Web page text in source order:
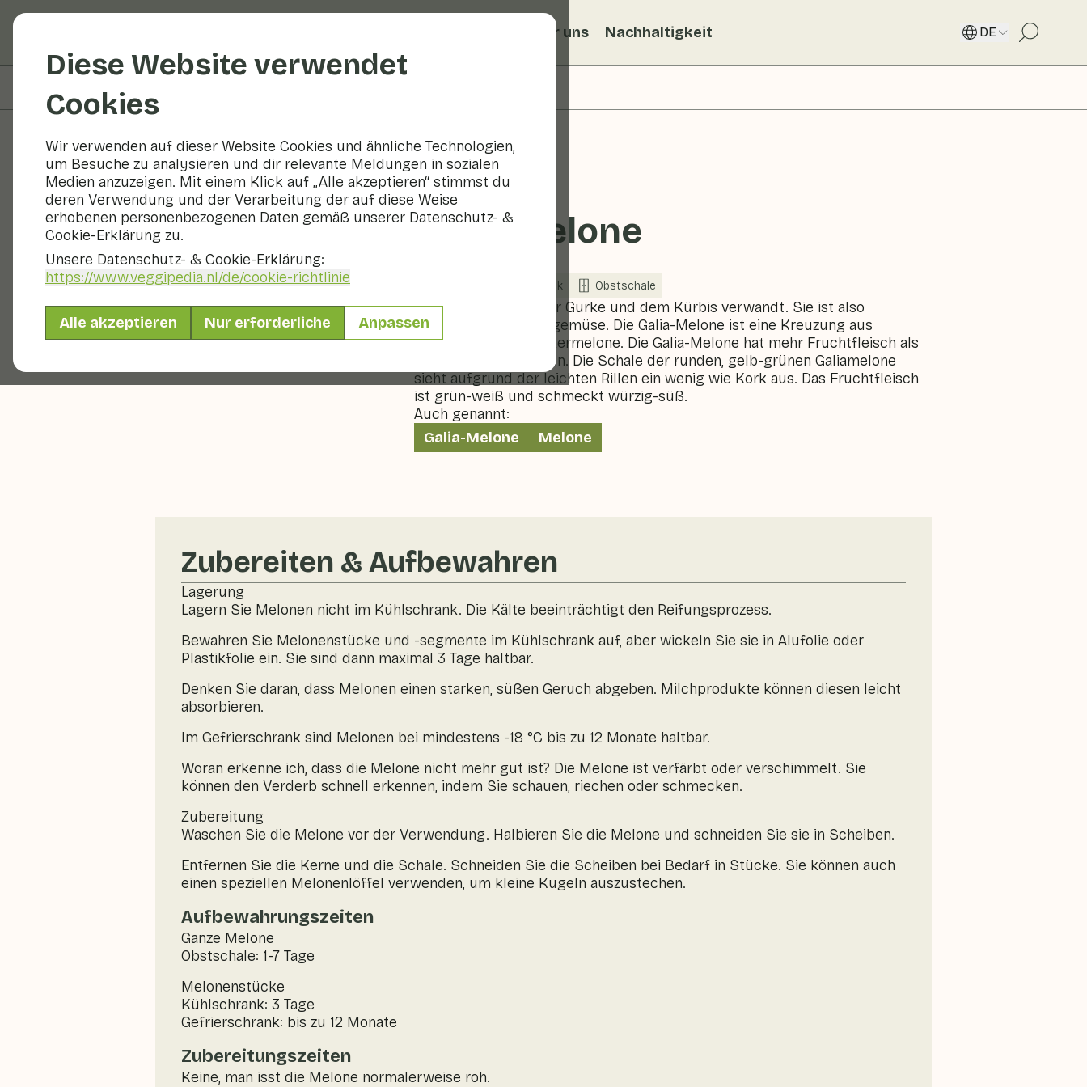
Diese Website verwendet
Cookies
Wir verwenden auf dieser Website Cookies und ähnliche Technologien,
um Besuche zu analysieren und dir relevante Meldungen in sozialen
Medien anzuzeigen. Mit einem Klick auf „Alle akzeptieren“ stimmst du
deren Verwendung und der Verarbeitung der auf diese Weise
erhobenen personenbezogenen Daten gemäß unserer Datenschutz- &
Cookie-Erklärung zu.
Unsere Datenschutz- & Cookie-Erklärung:
https://www.veggipedia.nl/de/cookie-richtlinie
Alle akzeptieren Nur erforderliche Anpassen
Über uns Nachhaltigkeit DE
Obst und Gemüse
Galia-Melone
Kühlschrank Obstschale
Die Melone ist mit der Gurke und dem Kürbis verwandt. Sie ist also
eigentlich ein Fruchtgemüse. Die Galia-Melone ist eine Kreuzung aus
Cantaloupe und Zuckermelone. Die Galia-Melone hat mehr Fruchtfleisch als
andere Melonensorten. Die Schale der runden, gelb-grünen Galiamelone
sieht aufgrund der leichten Rillen ein wenig wie Kork aus. Das Fruchtfleisch
ist grün-weiß und schmeckt würzig-süß.
Auch genannt:
Galia-Melone
Melone
Zubereiten & Aufbewahren
Lagerung
Lagern Sie Melonen nicht im Kühlschrank. Die Kälte beeinträchtigt den Reifungsprozess.
Bewahren Sie Melonenstücke und -segmente im Kühlschrank auf, aber wickeln Sie sie in Alufolie oder
Plastikfolie ein. Sie sind dann maximal 3 Tage haltbar.
Denken Sie daran, dass Melonen einen starken, süßen Geruch abgeben. Milchprodukte können diesen leicht
absorbieren.
Im Gefrierschrank sind Melonen bei mindestens -18 °C bis zu 12 Monate haltbar.
Woran erkenne ich, dass die Melone nicht mehr gut ist? Die Melone ist verfärbt oder verschimmelt. Sie
können den Verderb schnell erkennen, indem Sie schauen, riechen oder schmecken.
Zubereitung
Waschen Sie die Melone vor der Verwendung. Halbieren Sie die Melone und schneiden Sie sie in Scheiben.
Entfernen Sie die Kerne und die Schale. Schneiden Sie die Scheiben bei Bedarf in Stücke. Sie können auch
einen speziellen Melonenlöffel verwenden, um kleine Kugeln auszustechen.
Aufbewahrungszeiten
Ganze Melone
Obstschale: 1-7 Tage
Melonenstücke
Kühlschrank: 3 Tage
Gefrierschrank: bis zu 12 Monate
Zubereitungszeiten
Keine, man isst die Melone normalerweise roh.